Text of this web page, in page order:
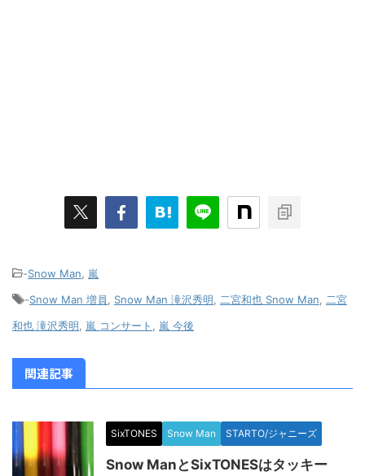
-Snow Man
嵐
-Snow Man 増員 Snow Man 滝沢秀明 二宮和也 Snow Man
二宮
和也 滝沢秀明
嵐 コンサート 嵐 今後
関連記事
SixTONES Snow Man STARTO/ジャニーズ
Snow ManとSixTONESはタッキー